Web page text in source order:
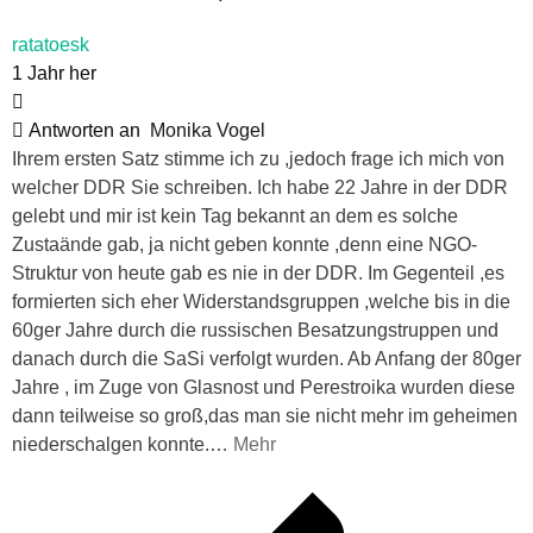
ratatoesk
1 Jahr her
Antworten an
Monika Vogel
Ihrem ersten Satz stimme ich zu ,jedoch frage ich mich von
welcher DDR Sie schreiben. Ich habe 22 Jahre in der DDR
gelebt und mir ist kein Tag bekannt an dem es solche
Zustaände gab, ja nicht geben konnte ,denn eine NGO-
Struktur von heute gab es nie in der DDR. Im Gegenteil ,es
formierten sich eher Widerstandsgruppen ,welche bis in die
60ger Jahre durch die russischen Besatzungstruppen und
danach durch die SaSi verfolgt wurden. Ab Anfang der 80ger
Jahre , im Zuge von Glasnost und Perestroika wurden diese
dann teilweise so groß,das man sie nicht mehr im geheimen
niederschalgen konnte.… Mehr